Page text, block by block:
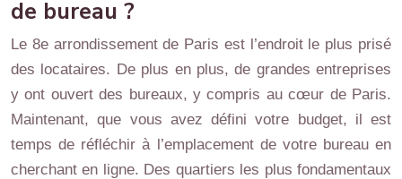
de bureau ?
Le 8e arrondissement de Paris est l’endroit le plus prisé
des locataires. De plus en plus, de grandes entreprises
y ont ouvert des bureaux, y compris au cœur de Paris.
Maintenant, que vous avez défini votre budget, il est
temps de réfléchir à l’emplacement de votre bureau en
cherchant en ligne. Des quartiers les plus fondamentaux